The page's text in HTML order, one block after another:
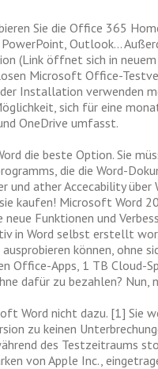
Sie die Office 365
Outlook…
(Link öffnet sich in neuem
Microsoft Office-
Installation verwenden
sich für eine
OneDrive umfasst.
die beste Option. Sie
die die Word-
und ather Accecability
kaufen! Microsoft Word
Funktionen und
in Word selbst erstellt
können, ohne
Office-Apps, 1 TB Cloud-
dafür zu bezahlen? Nun,
Word nicht dazu. [1] Sie
zu keinen
des Testzeitraums
von Apple Inc.,